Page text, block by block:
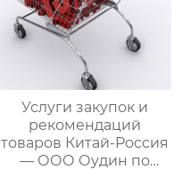
Услуги закупок и
рекомендаций
товаров Китай-Россия
— ООО Оудин по